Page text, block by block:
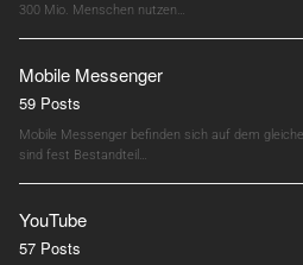
300 Mio. Menschen nutzen…
Mobile Messenger
59 Posts
Mobile Messenger befinden sich auf dem
sind fest Bestandteil…
YouTube
57 Posts